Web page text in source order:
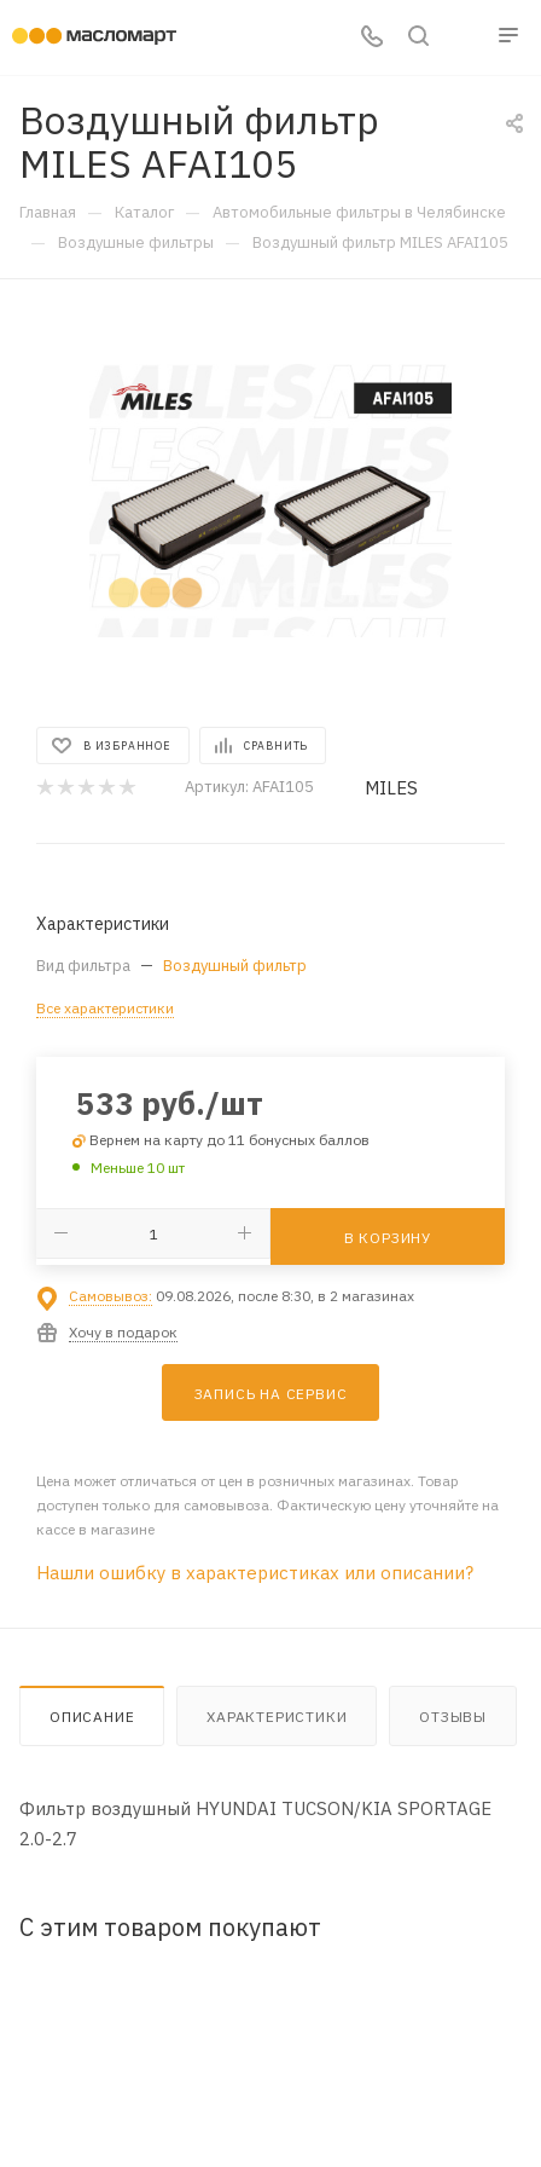
Воздушный фильтр
MILES AFAI105
Главная — Каталог — Автомобильные фильтры в Челябинске
— Воздушные фильтры — Воздушный фильтр MILES AFAI105
В ИЗБРАННОЕ СРАВНИТЬ
Артикул: AFAI105 MILES
Характеристики
Вид фильтра — Воздушный фильтр
Все характеристики
533 руб./шт
Вернем на карту до 11 бонусных баллов
Меньше 10 шт
В КОРЗИНУ
Самовывоз: 09.08.2026, после 8:30, в 2 магазинах
Хочу в подарок
ЗАПИСЬ НА СЕРВИС
Цена может отличаться от цен в розничных магазинах. Товар
доступен только для самовывоза. Фактическую цену уточняйте на
кассе в магазине
Нашли ошибку в характеристиках или описании?
ОПИСАНИЕ ХАРАКТЕРИСТИКИ ОТЗЫВЫ
Фильтр воздушный HYUNDAI TUCSON/KIA SPORTAGE
2.0-2.7
С этим товаром покупают